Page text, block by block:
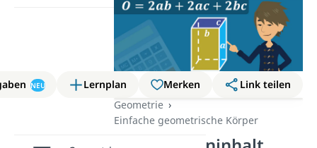
NEU Lernplan Merken
Link teilen
Geometrie
Einfache geometrische Körper